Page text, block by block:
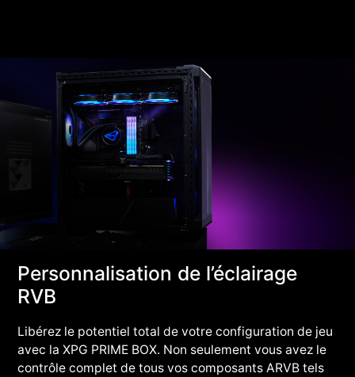
Personnalisation de l’éclairage
RVB
Libérez le potentiel total de votre configuration de jeu
avec la XPG PRIME BOX. Non seulement vous avez le
contrôle complet de tous vos composants ARVB tels